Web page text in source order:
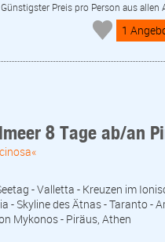
Günstigster Preis pro Person aus allen
1
8 Tage ab/an
- Valletta - Kreuzen im
- Skyline des Ätnas - Taranto -
Mykonos - Piräus, Athen